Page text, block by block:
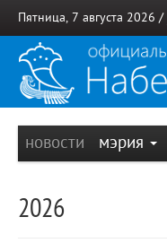
Пятница, 7 августа 2026 /
новости мэрия
2026